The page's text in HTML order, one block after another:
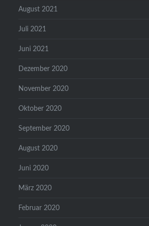
August 2021
Juli 2021
Juni 2021
Dezember 2020
November 2020
Oktober 2020
September 2020
August 2020
Juni 2020
März 2020
Februar 2020